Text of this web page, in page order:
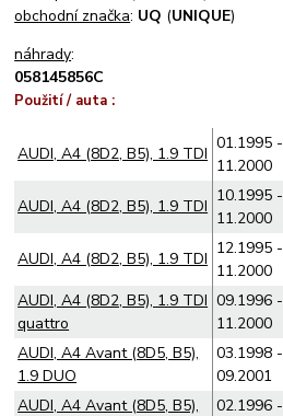
obchodní značka: UQ (UNIQUE)
náhrady:
058145856C
Použití / auta :
AUDI, A4 (8D2, B5), 1.9 TDI
01.1995 -
11.2000
AUDI, A4 (8D2, B5), 1.9 TDI
10.1995 -
11.2000
AUDI, A4 (8D2, B5), 1.9 TDI
12.1995 -
11.2000
AUDI, A4 (8D2, B5), 1.9 TDI
quattro
09.1996 -
11.2000
AUDI, A4 Avant (8D5, B5),
1.9 DUO
03.1998 -
09.2001
AUDI, A4 Avant (8D5, B5),
02.1996 -